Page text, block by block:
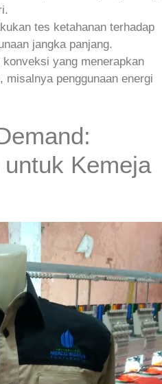
tes ketahanan terhadap
jangka panjang.
konveksi yang menerapkan
misalnya penggunaan energi
Kemeja